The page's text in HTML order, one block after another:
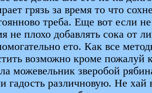
грязь за время то что
треба. Еще вот если
не плохо добавлять сока от
ето. Как все
возможно кроме пожалуй
можевельник зверобой
гадость различновую. Не хай